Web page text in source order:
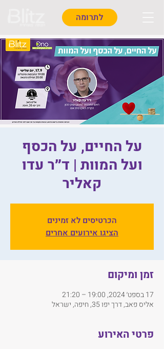
לתרומה
על החיים, על הכסף
ועל המוות | ד״ר עדו
קאליר
הכרטיסים לא זמינים
הציגו אירועים אחרים
זמן ומיקום
17 בספט׳ 2024, 19:00 – 21:20
אליס פאב, דרך יפו 35, חיפה, ישראל
פרטי האירוע